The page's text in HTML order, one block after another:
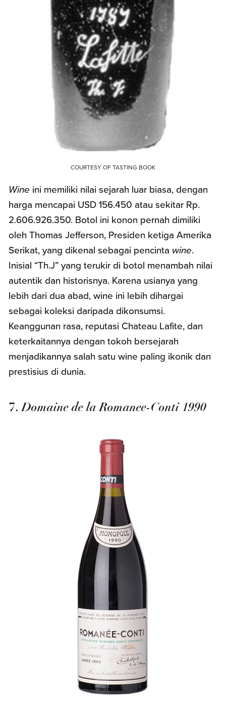
COURTESY OF TASTING BOOK
Wine ini memiliki nilai sejarah luar biasa, dengan
harga mencapai USD 156.450 atau sekitar Rp.
2.606.926.350. Botol ini konon pernah dimiliki
oleh Thomas Jefferson, Presiden ketiga Amerika
Serikat, yang dikenal sebagai pencinta wine.
Inisial “Th.J” yang terukir di botol menambah nilai
autentik dan historisnya. Karena usianya yang
lebih dari dua abad, wine ini lebih dihargai
sebagai koleksi daripada dikonsumsi.
Keanggunan rasa, reputasi Chateau Lafite, dan
keterkaitannya dengan tokoh bersejarah
menjadikannya salah satu wine paling ikonik dan
prestisius di dunia.
7.Domaine de la Romanee-Conti 1990